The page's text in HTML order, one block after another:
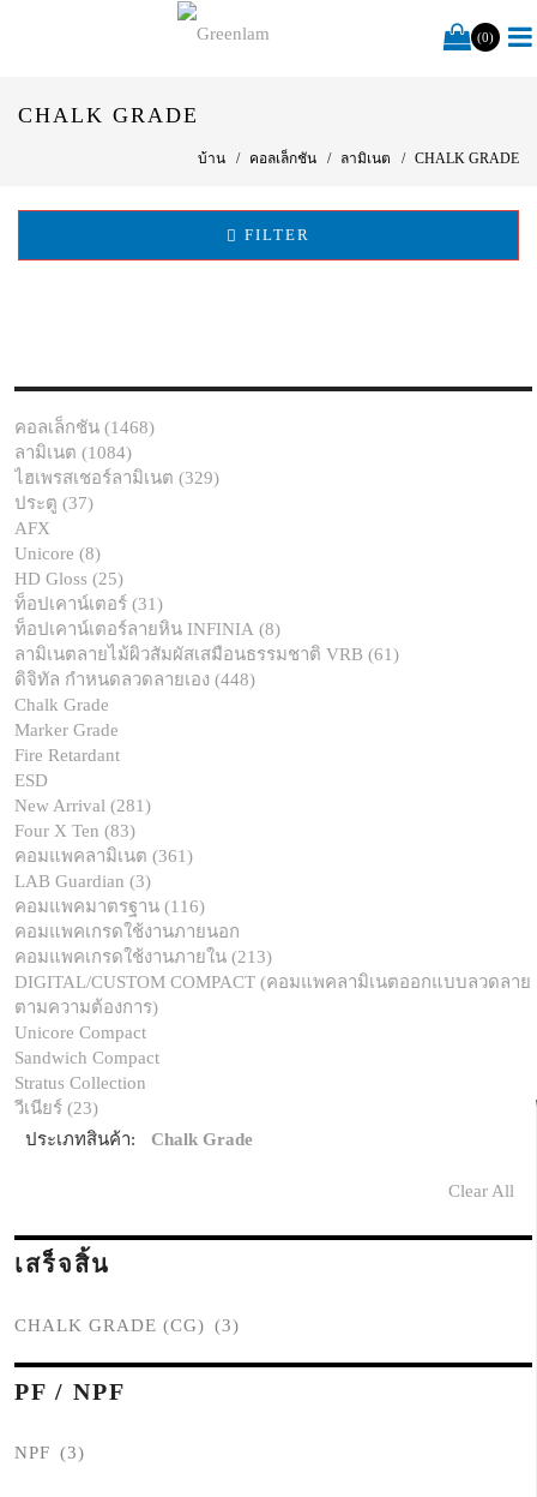
(0)
CHALK GRADE
บ้าน คอลเล็กชัน ลามิเนต CHALK GRADE
FILTER
คอลเล็กชัน (1468)
ลามิเนต (1084)
ไฮเพรสเชอร์ลามิเนต (329)
ประตู (37)
AFX
Unicore (8)
HD Gloss (25)
ท็อปเคาน์เตอร์ (31)
ท็อปเคาน์เตอร์ลายหิน INFINIA (8)
ลามิเนตลายไม้ผิวสัมผัสเสมือนธรรมชาติ VRB (61)
ดิจิทัล กำหนดลวดลายเอง (448)
Chalk Grade
Marker Grade
Fire Retardant
ESD
New Arrival (281)
Four X Ten (83)
คอมแพคลามิเนต (361)
LAB Guardian (3)
คอมแพคมาตรฐาน (116)
คอมแพคเกรดใช้งานภายนอก
คอมแพคเกรดใช้งานภายใน (213)
DIGITAL/CUSTOM COMPACT (คอมแพคลามิเนตออกแบบลวดลาย
ตามความต้องการ)
Unicore Compact
Sandwich Compact
Stratus Collection
วีเนียร์ (23)
ประเภทสินค้า:
Chalk Grade
Clear All
เสร็จสิ้น
CHALK GRADE (CG) (3)
PF / NPF
NPF (3)